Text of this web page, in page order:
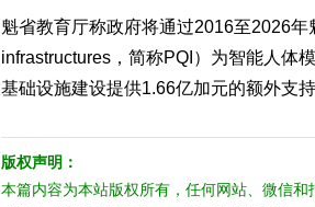
魁省教育厅称政府将通过2016至2026
infrastructures，简称PQI）为智能人体
基础设施建设提供1.66亿加元的额外支
版权声明：
本篇内容为本站版权所有，任何网站、微信